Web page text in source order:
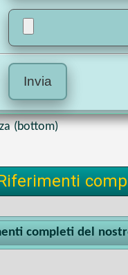
(bottom)
completi del